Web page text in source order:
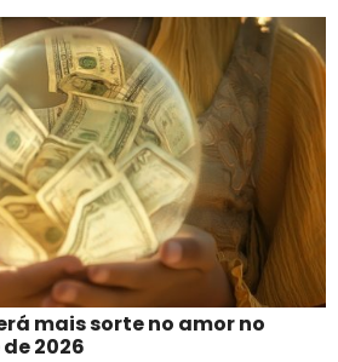
mais sorte no amor no
2026